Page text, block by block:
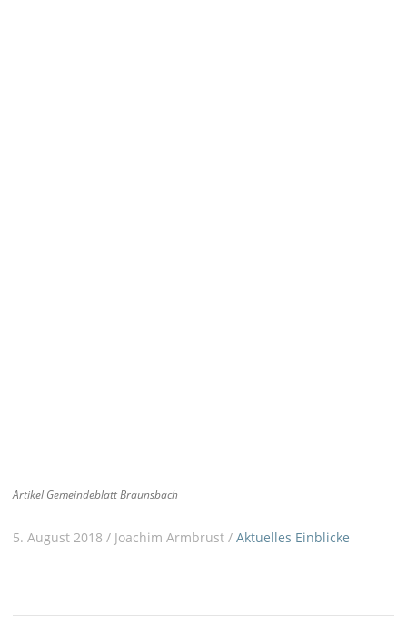
Artikel Gemeindeblatt Braunsbach
5. August 2018 / Joachim Armbrust / Aktuelles Einblicke